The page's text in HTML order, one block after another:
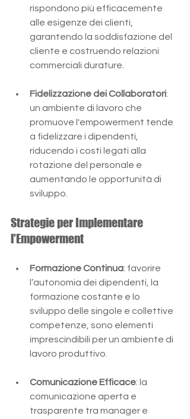
rispondono più efficacemente
alle esigenze dei clienti,
garantendo la soddisfazione del
cliente e costruendo relazioni
commerciali durature​.
Fidelizzazione dei Collaboratori:
un ambiente di lavoro che
promuove l'empowerment tende
a fidelizzare i dipendenti,
riducendo i costi legati alla
rotazione del personale e
aumentando le opportunità di
sviluppo​​.
Strategie per Implementare
l'Empowerment
Formazione Continua: favorire
l’autonomia dei dipendenti, la
formazione costante e lo
sviluppo delle singole e collettive
competenze, sono elementi
imprescindibili per un ambiente di
lavoro produttivo​​.
Comunicazione Efficace: la
comunicazione aperta e
trasparente tra manager e